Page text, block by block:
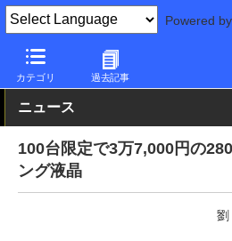
Powered by
カテゴリ 過去記事
PC Watch 半導体/周辺機器
ニュース
100台限定で3万7,000円の
ング液晶
劉